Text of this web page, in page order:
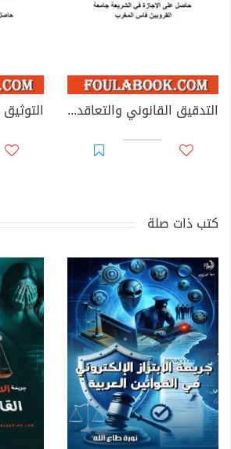
التدقيق القانوني والتعاقدي للحسابات السنوية للأحزاب السياسية
كتب ذات صلة